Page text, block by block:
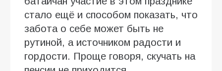
стало ещё и способом показать, что
забота о себе может быть не
рутиной, а источником радости и
гордости. Проще говоря, скучать на